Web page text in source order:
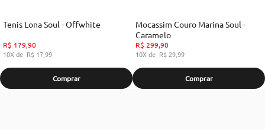
Tenis Lona Soul - Offwhite
R$ 179,90
10
R$ 17,99
Comprar
Mocassim Couro Marina Soul -
Caramelo
R$ 299,90
10
R$ 29,99
Comprar